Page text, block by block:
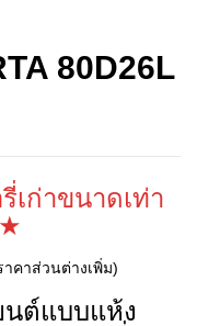
80D26L
เก่าขนาดเท่า
คาส่วนต่างเพิ่ม)
นต์แบบแห้ง